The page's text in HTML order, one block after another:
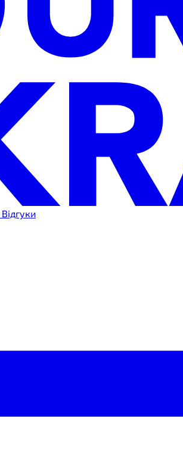
Відгуки